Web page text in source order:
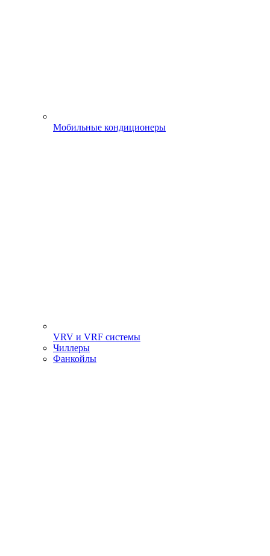
Мобильные кондиционеры
VRV и VRF системы
Чиллеры
Фанкойлы